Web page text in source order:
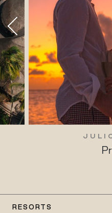
RESORTS